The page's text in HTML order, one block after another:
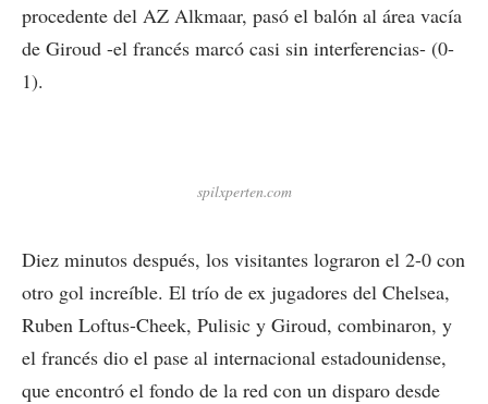
procedente del AZ Alkmaar, pasó el balón al área vacía
de Giroud -el francés marcó casi sin interferencias- (0-
1).
spilxperten.com
Diez minutos después, los visitantes lograron el 2-0 con
otro gol increíble. El trío de ex jugadores del Chelsea,
Ruben Loftus-Cheek, Pulisic y Giroud, combinaron, y
el francés dio el pase al internacional estadounidense,
que encontró el fondo de la red con un disparo desde